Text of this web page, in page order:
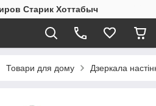
Старик Хоттабыч
Товари для дому Дзеркала